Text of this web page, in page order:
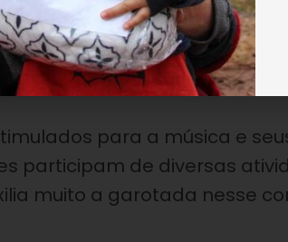
para a música e
participam de diversas
muito a garotada nesse